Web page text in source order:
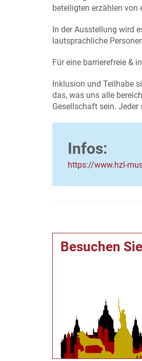
beteiligten erzählen
In der Ausstellung wird
lautsprachliche
Für eine barrierefreie &
Inklusion und Teilhabe
das, was uns alle
Gesellschaft sein.
Infos:
https://www.hzl-
Besuchen